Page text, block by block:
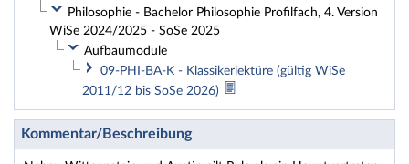
Philosophie - Bachelor Philosophie Profilfach, 4. Version
WiSe 2024/2025 - SoSe 2025
Aufbaumodule
09-PHI-BA-K - Klassikerlektüre (gültig WiSe
2011/12 bis SoSe 2026)
Kommentar/Beschreibung